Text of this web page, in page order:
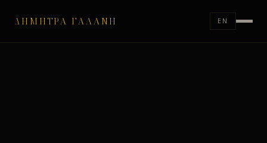
ΔΉΜΗΤΡΑ ΓΑΛΆΝΗ EN